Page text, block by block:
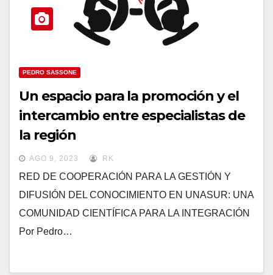
PEDRO SASSONE
Un espacio para la promoción y el
intercambio entre especialistas de
la región
AGO 9, 2023 RK
RED DE COOPERACIÓN PARA LA GESTIÓN Y
DIFUSIÓN DEL CONOCIMIENTO EN UNASUR: UNA
COMUNIDAD CIENTÍFICA PARA LA INTEGRACIÓN
Por Pedro…